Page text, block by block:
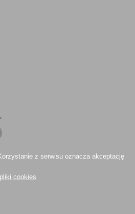
z serwisu oznacza akceptację
pliki cookies